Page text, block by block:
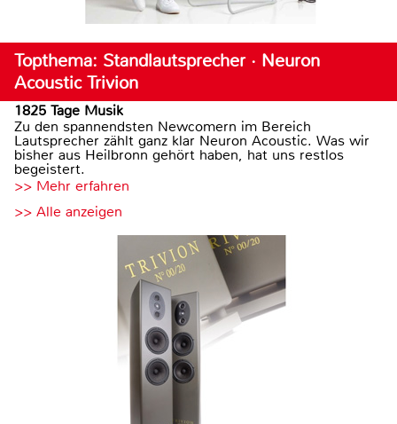
Topthema: Standlautsprecher · Neuron
Acoustic Trivion
1825 Tage Musik
Zu den spannendsten Newcomern im Bereich
Lautsprecher zählt ganz klar Neuron Acoustic. Was wir
bisher aus Heilbronn gehört haben, hat uns restlos
begeistert.
>> Mehr erfahren
>> Alle anzeigen